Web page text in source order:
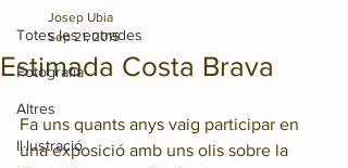
Totes les entrades
Fotografia
Altres
Il·lustració
Estimada Costa Brava
Josep Ubia
Sep 21, 2015
Fa uns quants anys vaig participar en
una exposició amb uns olis sobre la